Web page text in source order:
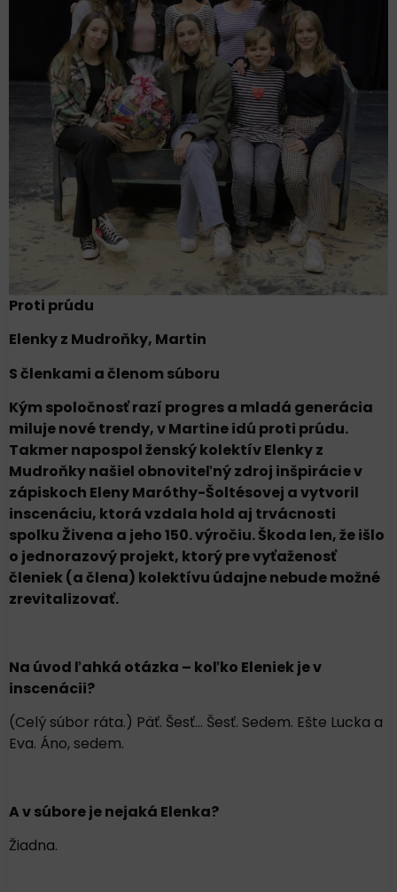
Proti prúdu
Elenky z Mudroňky, Martin
S členkami a členom súboru
Kým spoločnosť razí progres a mladá generácia
miluje nové trendy, v Martine idú proti prúdu.
Takmer napospol ženský kolektív Elenky z
Mudroňky našiel obnoviteľný zdroj inšpirácie v
zápiskoch Eleny Maróthy-Šoltésovej a vytvoril
inscenáciu, ktorá vzdala hold aj trvácnosti
spolku Živena a jeho 150. výročiu. Škoda len, že išlo
o jednorazový projekt, ktorý pre vyťaženosť
členiek (a člena) kolektívu údajne nebude možné
zrevitalizovať.
Na úvod ľahká otázka – koľko Eleniek je v
inscenácii?
(Celý súbor ráta.) Päť. Šesť… Šesť. Sedem. Ešte Lucka a
Eva. Áno, sedem.
A v súbore je nejaká Elenka?
Žiadna.